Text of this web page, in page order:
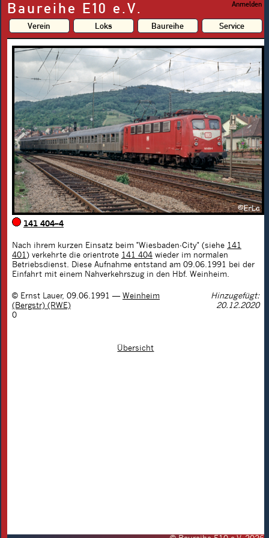
Baureihe E10 e.V. Anmelden
Verein Loks Baureihe Service
141 404–4
Nach ihrem kurzen Einsatz beim "Wiesbaden-City" (siehe 141
401 ) verkehrte die orientrote 141 404 wieder im normalen
Betriebsdienst. Diese Aufnahme entstand am 09.06.1991 bei der
Einfahrt mit einem Nahverkehrszug in den Hbf. Weinheim.
© Ernst Lauer, 09.06.1991 — Weinheim
(Bergstr) (RWE)
Hinzugefügt:
20.12.2020
0
Übersicht